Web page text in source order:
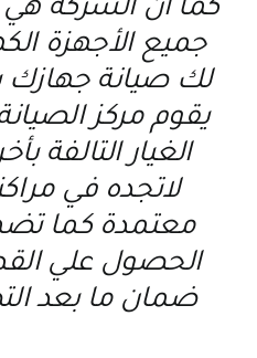
كما ان الشركة هي
جميع الأجهزة
لك صيانة جهازك
يقوم مركز
الغيار التالفة
لاتجده في
معتمدة كما
الحصول علي
ضمان ما بعد